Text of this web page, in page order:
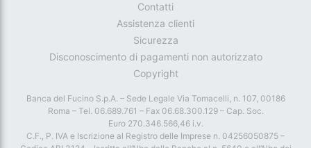
Contatti
Assistenza clienti
Sicurezza
Disconoscimento di pagamenti non autorizzato
Copyright
Banca del Fucino S.p.A. – Sede Legale Via Tomacelli, n. 107, 00186
Roma – Tel. 06.689.761 – Fax 06.68.300.129 – Cap. Soc.
Euro 270.346.566,46 i.v.
C.F., P. IVA e Iscrizione al Registro delle Imprese n. 04256050875 –